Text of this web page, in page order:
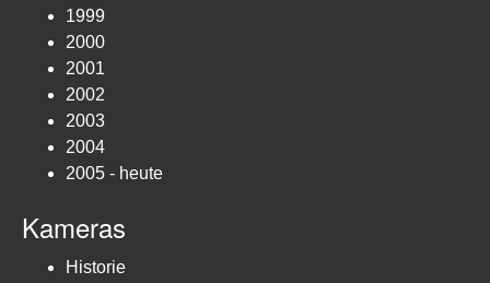
1999
2000
2001
2002
2003
2004
2005 - heute
Kameras
Historie